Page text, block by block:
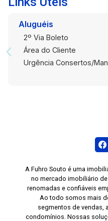
Aluguéis
2º Via Boleto
Área do Cliente
Urgência Consertos/
A Fuhro Souto é uma
no mercado imobiliário
renomadas e confiáveis
Ao todo somos mais
segmentos de vendas,
condomínios. Nossas